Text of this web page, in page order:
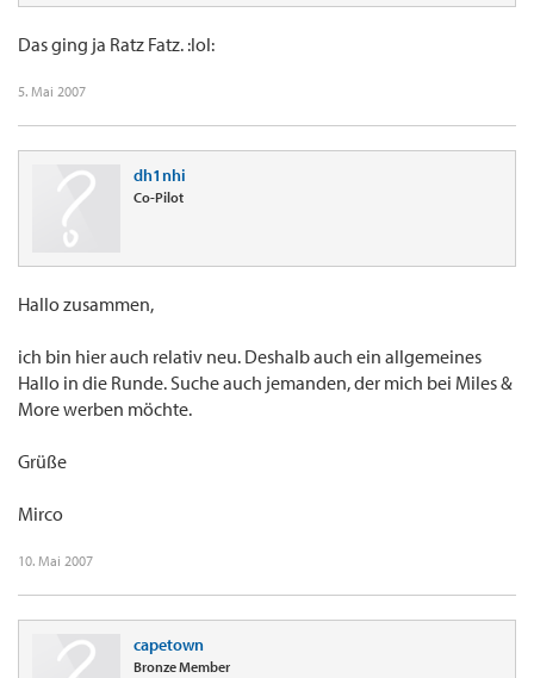
Das ging ja Ratz Fatz. :lol:
5. Mai 2007
dh1nhi
Co-Pilot
Hallo zusammen,
ich bin hier auch relativ neu. Deshalb auch ein allgemeines
Hallo in die Runde. Suche auch jemanden, der mich bei Miles &
More werben möchte.
Grüße
Mirco
10. Mai 2007
capetown
Bronze Member